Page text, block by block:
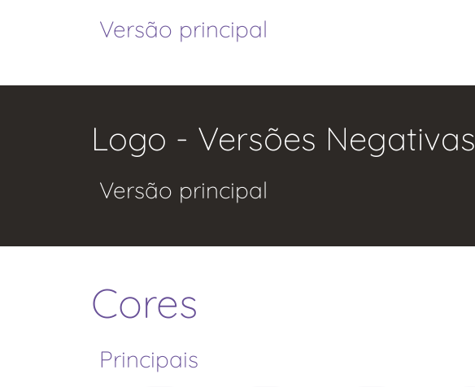
Versão principal
Logo - Versões Negativas
Versão principal
Cores
Principais